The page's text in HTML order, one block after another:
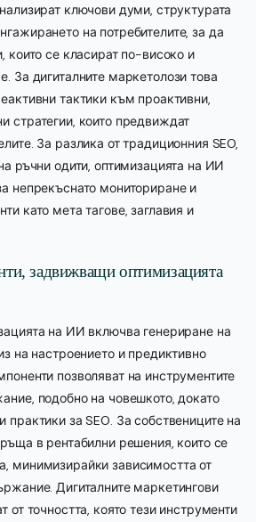
ключови думи, структурата
на потребителите, за да
които се класират по-високо и
За дигиталните маркетолози това
тактики към проактивни,
стратегии, които предвиждат
За разлика от традиционния SEO,
ръчни одити, оптимизацията на ИИ
непрекъснато мониториране и
като мета тагове, заглавия и
задвижващи оптимизацията
на ИИ включва генериране на
на настроението и предиктивно
позволяват на инструментите
подобно на човешкото, докато
практики за SEO. За собствениците на
в рентабилни решения, които се
минимизирайки зависимостта от
Дигиталните маркетингови
от точността, която тези инструменти